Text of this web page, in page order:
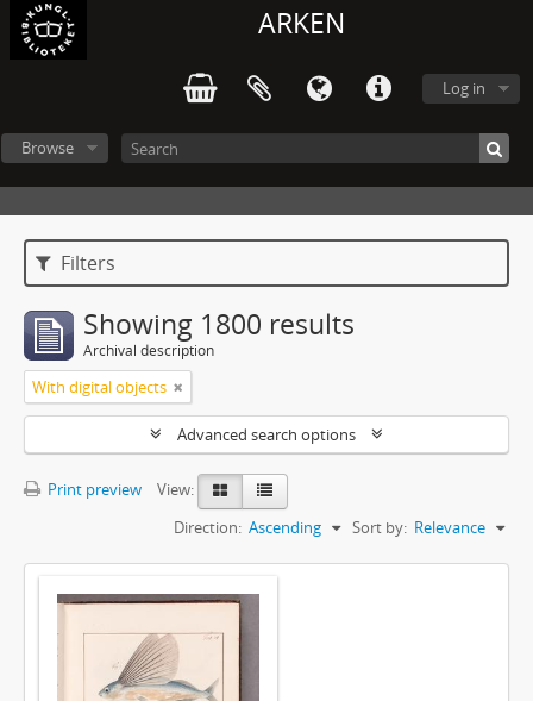
ARKEN
Log in
Browse
Filters
Showing 1800 results
Archival description
With digital objects
Advanced search options
Print preview
View:
Sort by: Relevance
Direction: Ascending